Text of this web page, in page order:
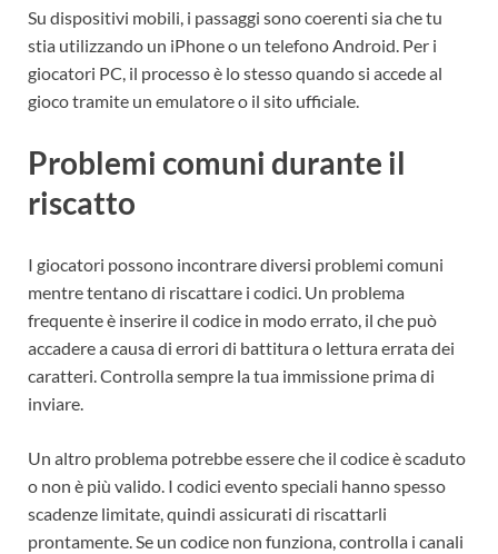
Su dispositivi mobili, i passaggi sono coerenti sia che tu
stia utilizzando un iPhone o un telefono Android. Per i
giocatori PC, il processo è lo stesso quando si accede al
gioco tramite un emulatore o il sito ufficiale.
Problemi comuni durante il
riscatto
I giocatori possono incontrare diversi problemi comuni
mentre tentano di riscattare i codici. Un problema
frequente è inserire il codice in modo errato, il che può
accadere a causa di errori di battitura o lettura errata dei
caratteri. Controlla sempre la tua immissione prima di
inviare.
Un altro problema potrebbe essere che il codice è scaduto
o non è più valido. I codici evento speciali hanno spesso
scadenze limitate, quindi assicurati di riscattarli
prontamente. Se un codice non funziona, controlla i canali